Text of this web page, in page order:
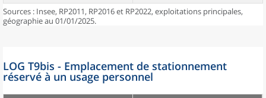
Sources : Insee, RP2011, RP2016 et RP2022, exploitations principales,
géographie au 01/01/2025.
LOG T9bis - Emplacement de stationnement
réservé à un usage personnel